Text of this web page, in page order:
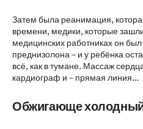
Затем была реанимация,
времени, медики, которые
медицинских работниках он
преднизолона – и у ребёнка
всё, как в тумане. Массаж
кардиограф и – прямая линия…
Обжигающе